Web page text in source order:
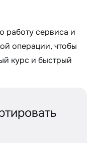
работу сервиса и
операции, чтобы
курс и быстрый